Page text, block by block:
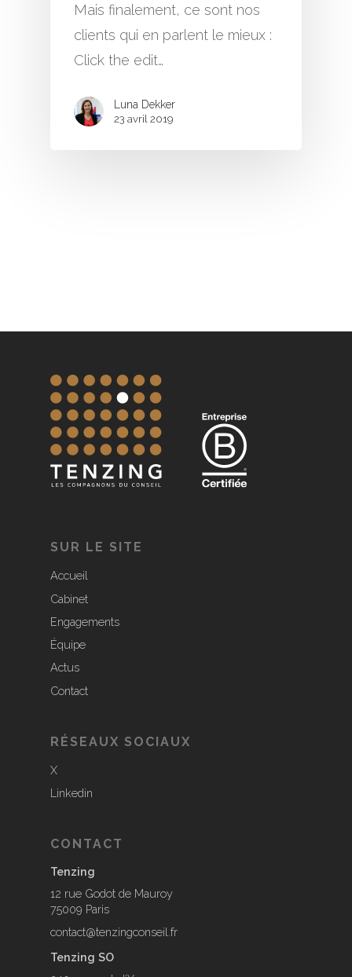
Mais finalement, ce sont nos
clients qui en parlent le mieux :
Click the edit…
Luna Dekker
23 avril 2019
SUR LE SITE
Accueil
Cabinet
Engagements
Équipe
Actus
Contact
RÉSEAUX SOCIAUX
X
Linkedin
CONTACT
Tenzing
12 rue Godot de Mauroy
75009 Paris
contact@tenzingconseil.fr
Tenzing SO